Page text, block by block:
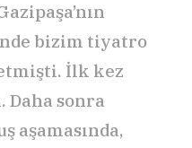
bizim tiyatro
İlk kez
Daha sonra
aşamasında,